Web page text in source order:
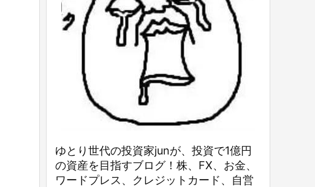
ゆとり世代の投資家junが、投資で1億円
の資産を目指すブログ！株、FX、お金、
ワードプレス、クレジットカード、自営